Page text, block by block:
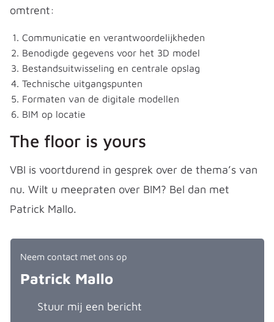
omtrent:
Communicatie en verantwoordelijkheden
Benodigde gegevens voor het 3D model
Bestandsuitwisseling en centrale opslag
Technische uitgangspunten
Formaten van de digitale modellen
BIM op locatie
The floor is yours
VBI is voortdurend in gesprek over de thema’s van
nu. Wilt u meepraten over BIM? Bel dan met
Patrick Mallo.
Neem contact met ons op
Patrick Mallo
Stuur mij een bericht